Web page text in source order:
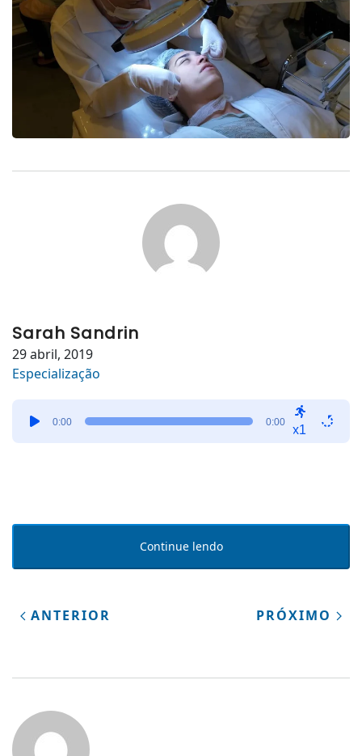
Sarah Sandrin
29 abril, 2019
Especialização
0:00 0:00
x1
Continue lendo
ANTERIOR PRÓXIMO